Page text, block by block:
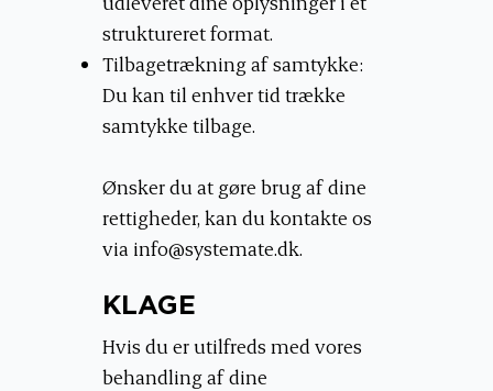
struktureret format.
Tilbagetrækning af samtykke:
Du kan til enhver tid trække
samtykke tilbage.
Ønsker du at gøre brug af dine
rettigheder, kan du kontakte os
via info@systemate.dk.
KLAGE
Hvis du er utilfreds med vores
behandling af dine